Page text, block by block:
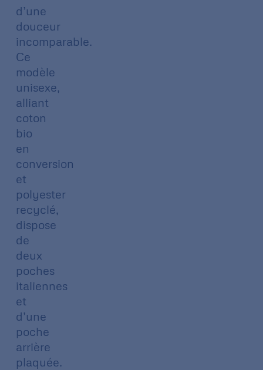
d’une
douceur
incomparable.
Ce
modèle
unisexe,
alliant
coton
bio
en
conversion
et
polyester
recyclé,
dispose
de
deux
poches
italiennes
et
d’une
poche
arrière
plaquée.